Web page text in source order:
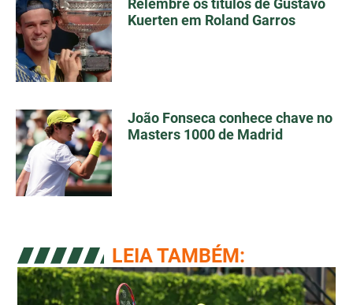
Relembre os títulos de Gustavo
Kuerten em Roland Garros
João Fonseca conhece chave no
Masters 1000 de Madrid
LEIA TAMBÉM: